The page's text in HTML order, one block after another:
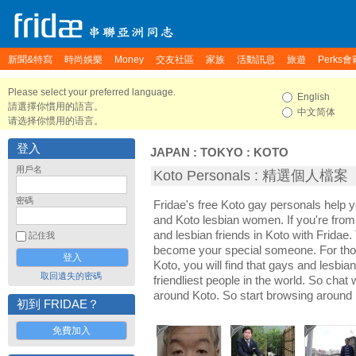
新聞&特寫 時尚娛樂 Money 交友社區 家族 活動訊息 旅遊 Perks會
Please select your preferred language.
請選擇你慣用的語言。
请选择你惯用的语言。
English
中文简体
登入
用戶名
密碼
記住我
取回遺失的密碼
初到 FRIDAE？
免費加入
JAPAN : TOKYO : KOTO
Koto Personals : 精選個人檔案
Fridae's free Koto gay personals help
and Koto lesbian women. If you're
and lesbian friends in Koto with
become your special someone. For
Koto, you will find that gays and
friendliest people in the world. So chat
around Koto. So start browsing around